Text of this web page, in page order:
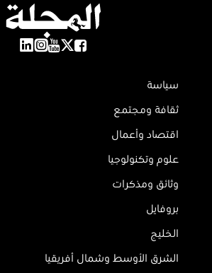
سياسة
ثقافة ومجتمع
اقتصاد وأعمال
علوم وتكنولوجيا
وثائق ومذكرات
بروفايل
الخليج
الشرق الأوسط وشمال أفريقيا